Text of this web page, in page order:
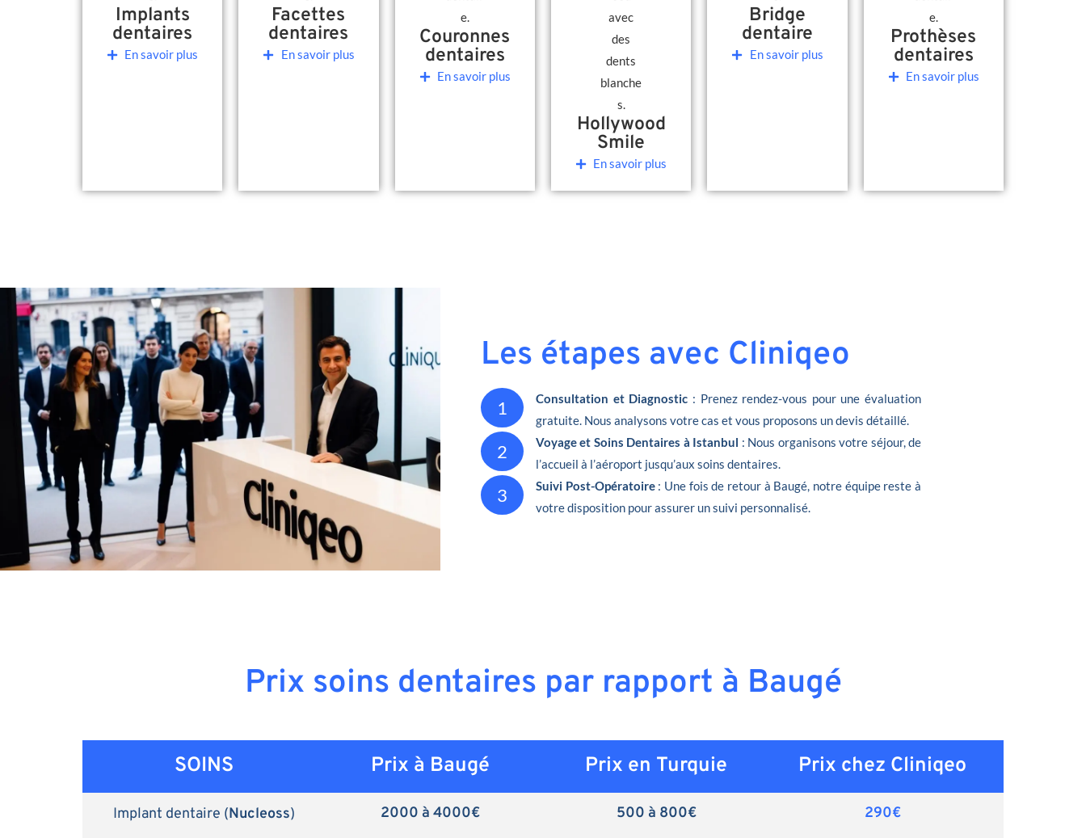
Implants
dentaires
En savoir plus
Facettes
dentaires
En savoir plus
Couronnes
dentaires
En savoir plus
Hollywood
Smile
En savoir plus
Bridge
dentaire
En savoir plus
Prothèses
dentaires
En savoir plus
Les étapes avec Cliniqeo
1 Consultation et Diagnostic : Prenez rendez-vous pour une évaluation
gratuite. Nous analysons votre cas et vous proposons un devis détaillé.
2 Voyage et Soins Dentaires à Istanbul : Nous organisons votre séjour, de
l’accueil à l’aéroport jusqu’aux soins dentaires.
3 Suivi Post-Opératoire : Une fois de retour à Baugé, notre équipe reste à
votre disposition pour assurer un suivi personnalisé.
Prix soins dentaires par rapport à Baugé
SOINS Prix à Baugé Prix en Turquie Prix chez Cliniqeo
Implant dentaire (Nucleoss) 2000 à 4000€ 500 à 800€ 290€